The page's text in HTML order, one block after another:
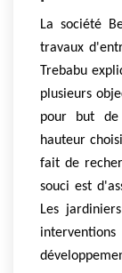
La société
travaux
Trebabu
plusieurs
pour but
hauteur
fait de
souci est
Les